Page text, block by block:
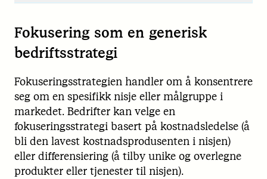
Fokusering som en generisk
bedriftsstrategi
Fokuseringsstrategien handler om å konsentrere
seg om en spesifikk nisje eller målgruppe i
markedet. Bedrifter kan velge en
fokuseringsstrategi basert på kostnadsledelse (å
bli den lavest kostnadsprodusenten i nisjen)
eller differensiering (å tilby unike og overlegne
produkter eller tjenester til nisjen).